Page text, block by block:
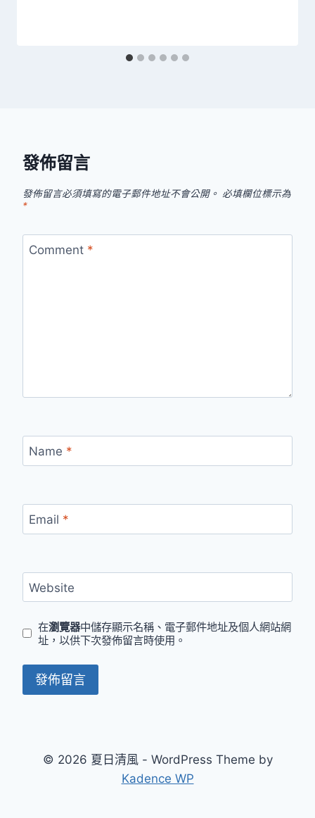
發佈留言
發佈留言必須填寫的電子郵件地址不會公開。 必填欄位標示為
*
Comment *
Name *
Email *
Website
在瀏覽器中儲存顯示名稱、電子郵件地址及個人網站網
址，以供下次發佈留言時使用。
© 2026 夏日清風 - WordPress Theme by
Kadence WP